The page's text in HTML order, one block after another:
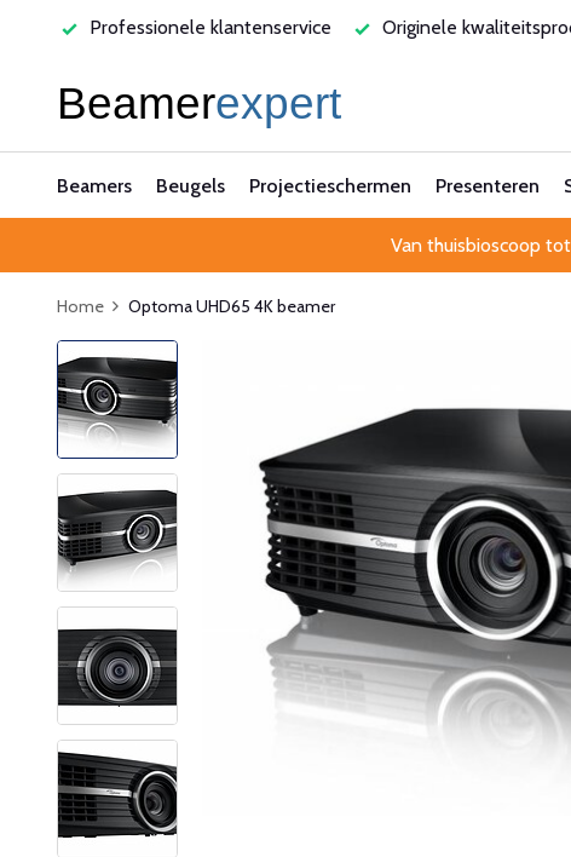
Originele kwaliteitsproducten Laagste prijsgarantie
Beamers Beugels Projectieschermen Presenteren
Van thuisbioscoop
Home Optoma UHD65 4K beamer